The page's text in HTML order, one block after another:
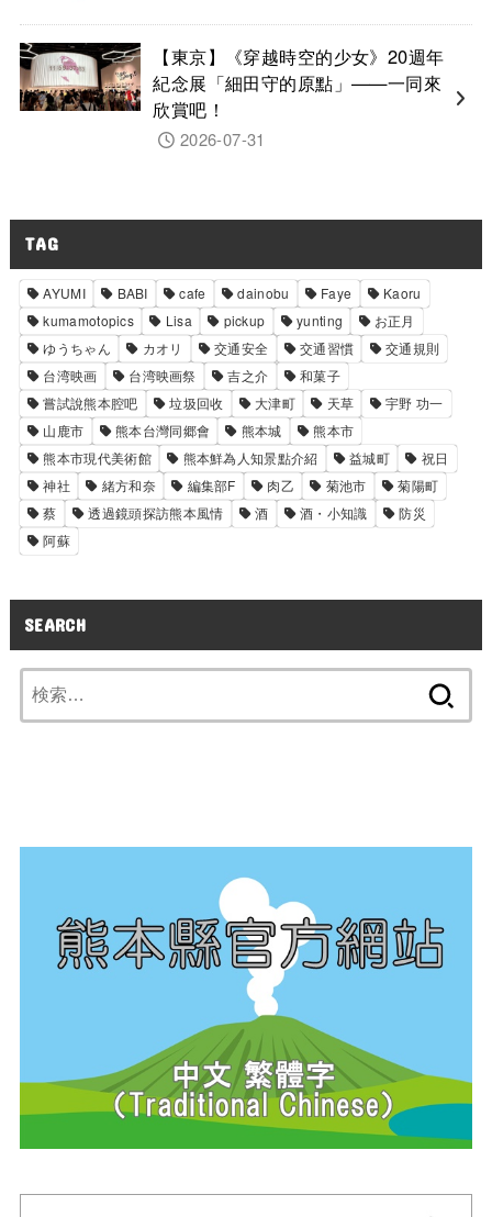
【東京】《穿越時空的少女》20週年
紀念展「細田守的原點」——一同來
欣賞吧！
2026-07-31
TAG
AYUMI BABI cafe dainobu Faye
Kaoru
kumamotopics
Lisa pickup yunting
お正月
ゆうちゃん
カオリ 交通安全 交通習慣
交通規則
台湾映画
台湾映画祭 吉之介
和菓子
嘗試說熊本腔吧
垃圾回收 大津町 天草
宇野 功一
山鹿市
熊本台灣同郷會 熊本城
熊本市
熊本市現代美術館
熊本鮮為人知景點介紹 益城町
祝日
神社
緒方和奈 編集部F 肉乙 菊池市
菊陽町
蔡
透過鏡頭探訪熊本風情 酒 酒・小知識
防災
阿蘇
SEARCH
索: